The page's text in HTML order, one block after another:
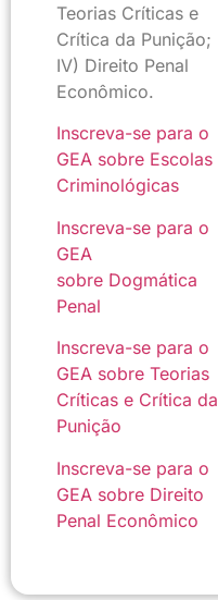
Teorias Críticas e
Crítica da Punição;
IV) Direito Penal
Econômico.
Inscreva-se para o
GEA sobre Escolas
Criminológicas
Inscreva-se para o
GEA
sobre Dogmática
Penal
Inscreva-se para o
GEA sobre Teorias
Críticas e Crítica da
Punição
Inscreva-se para o
GEA sobre Direito
Penal Econômico